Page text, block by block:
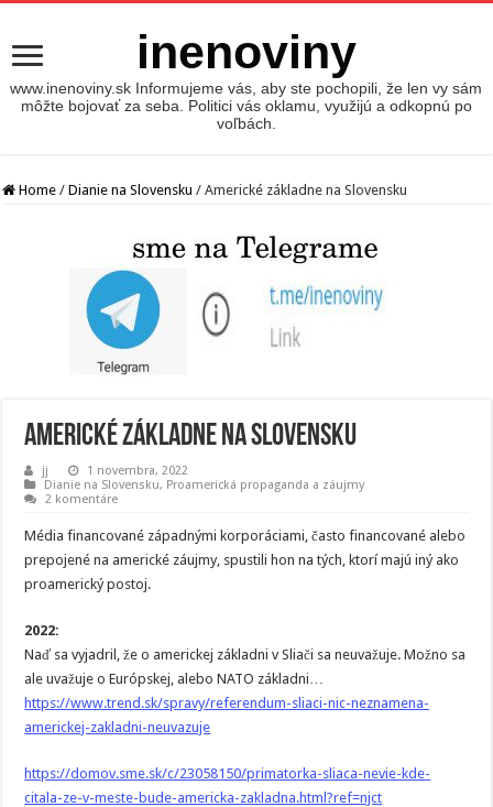
inenoviny
www.inenoviny.sk Informujeme vás, aby ste pochopili, že len vy sám
môžte bojovať za seba. Politici vás oklamu, využijú a odkopnú po
voľbách.
Home / Dianie na Slovensku / Americké základne na Slovensku
Americké základne na Slovensku
jj
1 novembra, 2022
Dianie na Slovensku, Proamerická propaganda a záujmy
2 komentáre
Média financované západnými korporáciami, často financované alebo
prepojené na americké záujmy, spustili hon na tých, ktorí majú iný ako
proamerický postoj.
2022:
Naď sa vyjadril, že o americkej základni v Sliači sa neuvažuje. Možno sa
ale uvažuje o Európskej, alebo NATO základni…
https://www.trend.sk/spravy/referendum-sliaci-nic-neznamena-
americkej-zakladni-neuvazuje
https://domov.sme.sk/c/23058150/primatorka-sliaca-nevie-kde-
citala-ze-v-meste-bude-americka-zakladna.html?ref=njct